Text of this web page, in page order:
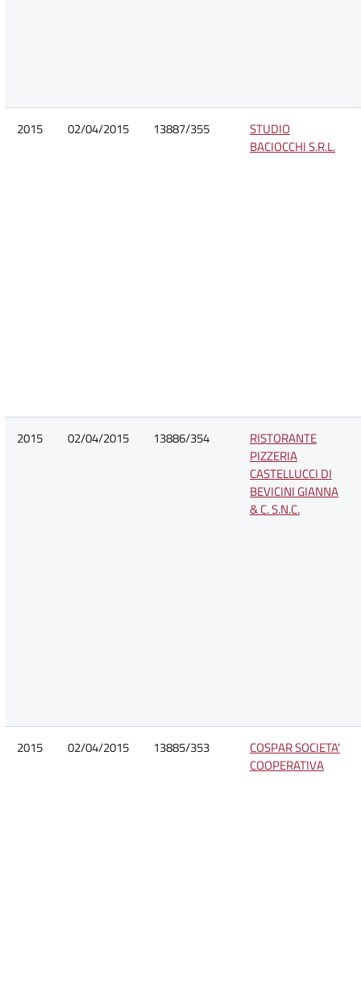
2015 02/04/2015 13887/355
STUDIO
BACIOCCHI S.R.L.
2015 02/04/2015 13886/354
RISTORANTE
PIZZERIA
CASTELLUCCI DI
BEVICINI GIANNA
& C. S.N.C.
2015 02/04/2015 13885/353
COSPAR SOCIETA'
COOPERATIVA